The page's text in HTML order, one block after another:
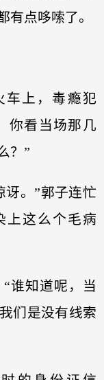
有点哆嗦了。
车上，毒瘾犯
你看当场那几
？”
讶。”郭子连忙
上这么个毛病
谁知道呢，当
们是没有线索